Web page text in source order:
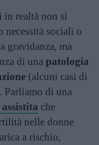
realtà non si
sociali o
gravidanza, ma
di una patologia
(alcuni casi di
Parliamo di una
che
nelle donne
a rischio,